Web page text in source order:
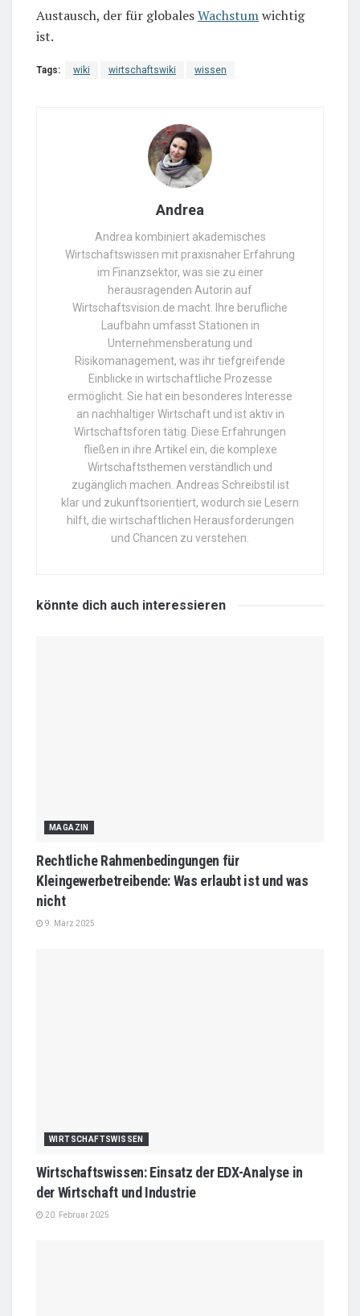
Austausch, der für globalesWachstumwichtig
ist.
Tags: wiki wirtschaftswiki wissen
Andrea
Andrea kombiniert akademisches
Wirtschaftswissen mit praxisnaher Erfahrung
im Finanzsektor, was sie zu einer
herausragenden Autorin auf
Wirtschaftsvision.de macht. Ihre berufliche
Laufbahn umfasst Stationen in
Unternehmensberatung und
Risikomanagement, was ihr tiefgreifende
Einblicke in wirtschaftliche Prozesse
ermöglicht. Sie hat ein besonderes Interesse
an nachhaltiger Wirtschaft und ist aktiv in
Wirtschaftsforen tätig. Diese Erfahrungen
fließen in ihre Artikel ein, die komplexe
Wirtschaftsthemen verständlich und
zugänglich machen. Andreas Schreibstil ist
klar und zukunftsorientiert, wodurch sie Lesern
hilft, die wirtschaftlichen Herausforderungen
und Chancen zu verstehen.
könnte dich auch interessieren
MAGAZIN
Rechtliche Rahmenbedingungen für
Kleingewerbetreibende: Was erlaubt ist und was
nicht
9. März 2025
WIRTSCHAFTSWISSEN
Wirtschaftswissen: Einsatz der EDX-Analyse in
der Wirtschaft und Industrie
20. Februar 2025